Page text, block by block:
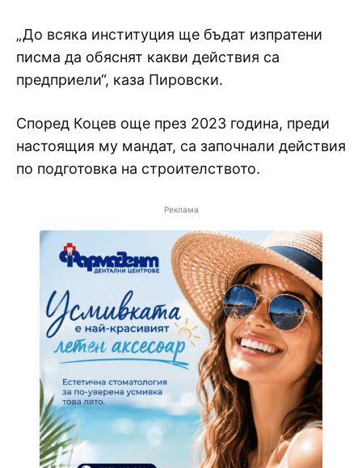
„До всяка институция ще бъдат изпратени
писма да обяснят какви действия са
предприели“, каза Пировски.
Според Коцев още през 2023 година, преди
настоящия му мандат, са започнали действия
по подготовка на строителството.
Реклама